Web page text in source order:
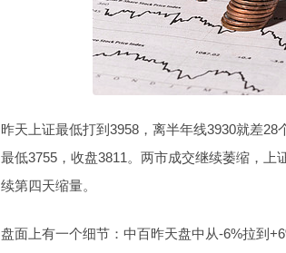
昨天上证最低打到3958，离半年线3930就差
最低3755，收盘3811。两市成交继续萎缩，
续第四天缩量。
盘面上有一个细节：中百昨天盘中从-6%拉到